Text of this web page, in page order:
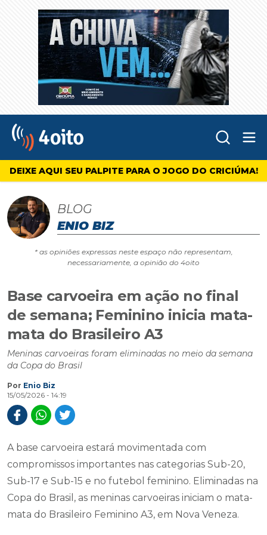
4oito
DEIXE AQUI SEU PALPITE PARA O JOGO DO CRICIÚMA!
BLOG
ENIO BIZ
* as opiniões expressas neste espaço não representam,
necessariamente, a opinião do 4oito
Base carvoeira em ação no final
de semana; Feminino inicia mata-
mata do Brasileiro A3
Meninas carvoeiras foram eliminadas no meio da semana
da Copa do Brasil
Por Enio Biz
15/05/2026 - 14:19
A base carvoeira estará movimentada com
compromissos importantes nas categorias Sub-20,
Sub-17 e Sub-15 e no futebol feminino. Eliminadas na
Copa do Brasil, as meninas carvoeiras iniciam o mata-
mata do Brasileiro Feminino A3, em Nova Veneza.